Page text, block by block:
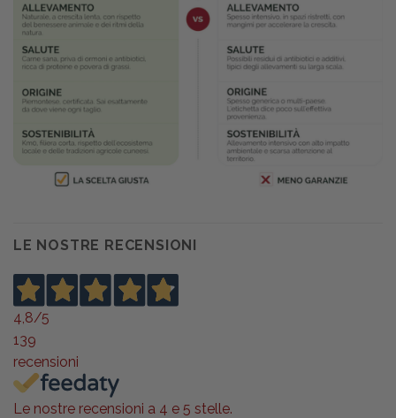
LE NOSTRE RECENSIONI
4,8/5
139
recensioni
Le nostre recensioni a 4 e 5 stelle.